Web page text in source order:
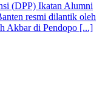
(DPP) Ikatan Alumni
resmi dilantik oleh
Akbar di Pendopo [...]